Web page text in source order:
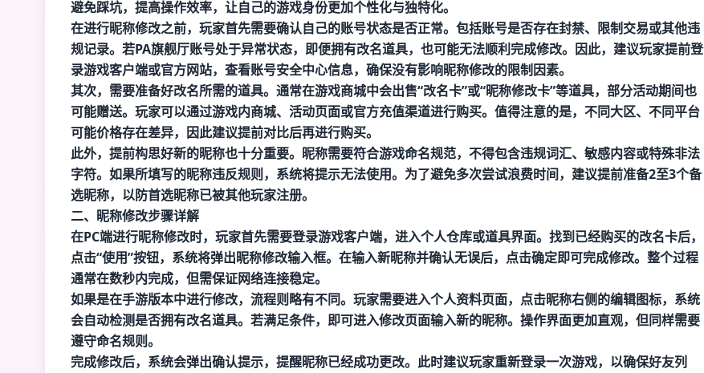
避免踩坑，提高操作效率，让自己的游戏身份更加个性化与独特化。
在进行昵称修改之前，玩家首先需要确认自己的账号状态是否正常。包括账号是否存在封禁、限制交易或其他违
规记录。若PA旗舰厅账号处于异常状态，即便拥有改名道具，也可能无法顺利完成修改。因此，建议玩家提前登
录游戏客户端或官方网站，查看账号安全中心信息，确保没有影响昵称修改的限制因素。
其次，需要准备好改名所需的道具。通常在游戏商城中会出售“改名卡”或“昵称修改卡”等道具，部分活动期间也
可能赠送。玩家可以通过游戏内商城、活动页面或官方充值渠道进行购买。值得注意的是，不同大区、不同平台
可能价格存在差异，因此建议提前对比后再进行购买。
此外，提前构思好新的昵称也十分重要。昵称需要符合游戏命名规范，不得包含违规词汇、敏感内容或特殊非法
字符。如果所填写的昵称违反规则，系统将提示无法使用。为了避免多次尝试浪费时间，建议提前准备2至3个备
选昵称，以防首选昵称已被其他玩家注册。
二、昵称修改步骤详解
在PC端进行昵称修改时，玩家首先需要登录游戏客户端，进入个人仓库或道具界面。找到已经购买的改名卡后，
点击“使用”按钮，系统将弹出昵称修改输入框。在输入新昵称并确认无误后，点击确定即可完成修改。整个过程
通常在数秒内完成，但需保证网络连接稳定。
如果是在手游版本中进行修改，流程则略有不同。玩家需要进入个人资料页面，点击昵称右侧的编辑图标，系统
会自动检测是否拥有改名道具。若满足条件，即可进入修改页面输入新的昵称。操作界面更加直观，但同样需要
遵守命名规则。
完成修改后，系统会弹出确认提示，提醒昵称已经成功更改。此时建议玩家重新登录一次游戏，以确保好友列